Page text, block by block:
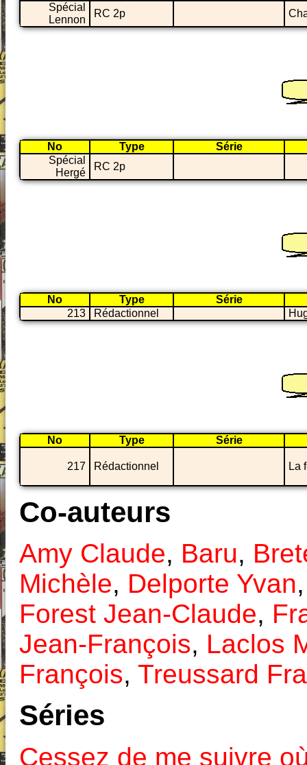
Spécial
Lennon
RC 2p
No Type
Série
Spécial
Hergé
RC 2p
No Type
Série
213
Rédactionnel
No Type Série
217 Rédactionnel La
Co-auteurs
Amy Claude, Baru,
Michèle, Delporte Yvan
Forest Jean-Claude,
Jean-François, Laclos
François, Treussard
Séries
Cessez de me suivre